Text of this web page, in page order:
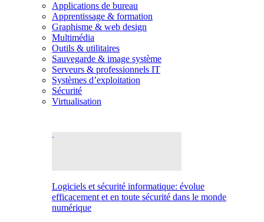
Applications de bureau
Apprentissage & formation
Graphisme & web design
Multimédia
Outils & utilitaires
Sauvegarde & image système
Serveurs & professionnels IT
Systèmes d’exploitation
Sécurité
Virtualisation
Logiciels et sécurité informatique: évolue
efficacement et en toute sécurité dans le monde
numérique